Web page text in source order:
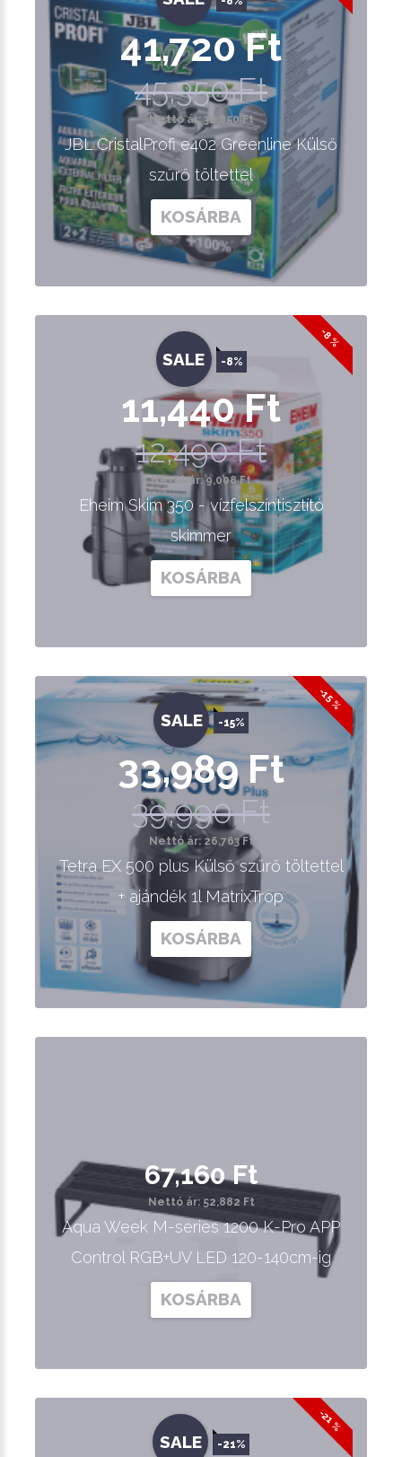
41,720 Ft
45,350 Ft
Nettó ár: 32,850 Ft
JBL CristalProfi e402 Greenline Külső
szűrő töltettel
KOSÁRBA
-8 %
SALE -8%
11,440 Ft
12,490 Ft
Nettó ár: 9,008 Ft
Eheim Skim 350 - vízfelszíntisztító
skimmer
KOSÁRBA
-15 %
SALE -15%
33,989 Ft
39,990 Ft
Nettó ár: 26,763 Ft
Tetra EX 500 plus Külső szűrő töltettel
+ ajándék 1l MatrixTrop
KOSÁRBA
67,160 Ft
Nettó ár: 52,882 Ft
Aqua Week M-series 1200 K-Pro APP
Control RGB+UV LED 120-140cm-ig
KOSÁRBA
-21 %
SALE -21%